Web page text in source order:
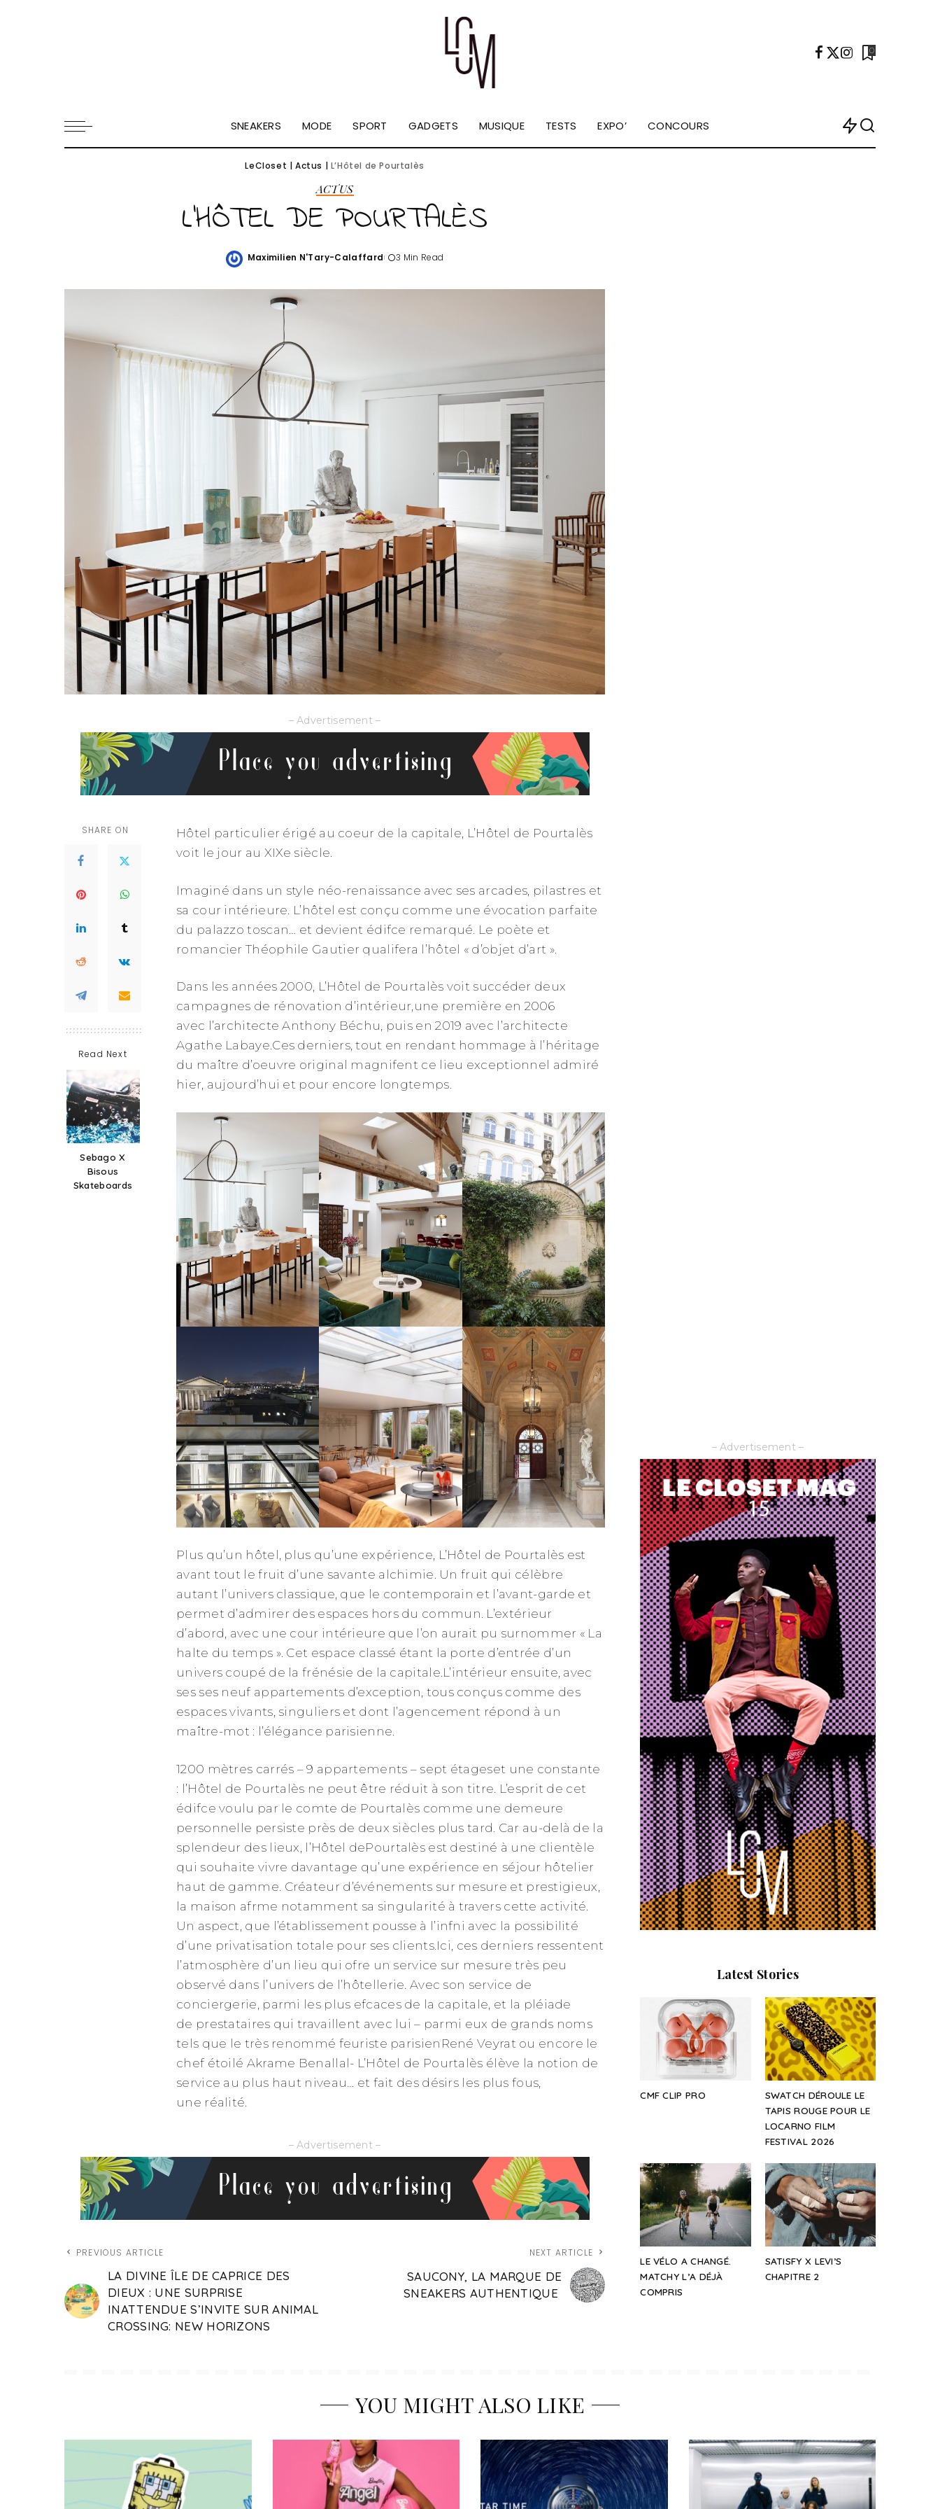
0
SNEAKERS MODE SPORT GADGETS MUSIQUE TESTS EXPO’ CONCOURS
LeCloset |Actus | L’Hôtel de Pourtalès
ACTUS
L’HÔTEL DE POURTALÈS
Posted
Maximilien N'Tary-Calaffard 3 Min Read
– Advertisement –
SHARE ON
Read Next
Sebago X
Bisous
Skateboards
Hôtel particulier érigé au coeur de la capitale, L’Hôtel de Pourtalès
voit le jour au XIXe siècle.
Imaginé dans un style néo-renaissance avec ses arcades, pilastres et
sa cour intérieure. L’hôtel est conçu comme une évocation parfaite
du palazzo toscan… et devient édifce remarqué. Le poète et
romancier Théophile Gautier qualifera l’hôtel « d’objet d’art ».
Dans les années 2000, L’Hôtel de Pourtalès voit succéder deux
campagnes de rénovation d’intérieur,une première en 2006
avec l’architecte Anthony Béchu, puis en 2019 avec l’architecte
Agathe Labaye.Ces derniers, tout en rendant hommage à l’héritage
du maître d’oeuvre original magnifent ce lieu exceptionnel admiré
hier, aujourd’hui et pour encore longtemps.
Plus qu’un hôtel, plus qu’une expérience, L’Hôtel de Pourtalès est
avant tout le fruit d’une savante alchimie. Un fruit qui célèbre
autant l’univers classique, que le contemporain et l’avant-garde et
permet d’admirer des espaces hors du commun. L’extérieur
d’abord, avec une cour intérieure que l’on aurait pu surnommer « La
halte du temps ». Cet espace classé étant la porte d’entrée d’un
univers coupé de la frénésie de la capitale.L’intérieur ensuite, avec
ses ses neuf appartements d’exception, tous conçus comme des
espaces vivants, singuliers et dont l’agencement répond à un
maître-mot : l’élégance parisienne.
1200 mètres carrés – 9 appartements – sept étageset une constante
: l’Hôtel de Pourtalès ne peut être réduit à son titre. L’esprit de cet
édifce voulu par le comte de Pourtalès comme une demeure
personnelle persiste près de deux siècles plus tard. Car au-delà de la
splendeur des lieux, l’Hôtel dePourtalès est destiné à une clientèle
qui souhaite vivre davantage qu’une expérience en séjour hôtelier
haut de gamme. Créateur d’événements sur mesure et prestigieux,
la maison afrme notamment sa singularité à travers cette activité.
Un aspect, que l’établissement pousse à l’infni avec la possibilité
d’une privatisation totale pour ses clients.Ici, ces derniers ressentent
l’atmosphère d’un lieu qui ofre un service sur mesure très peu
observé dans l’univers de l’hôtellerie. Avec son service de
conciergerie, parmi les plus efcaces de la capitale, et la pléiade
de prestataires qui travaillent avec lui – parmi eux de grands noms
tels que le très renommé feuriste parisienRené Veyrat ou encore le
chef étoilé Akrame Benallal- L’Hôtel de Pourtalès élève la notion de
service au plus haut niveau… et fait des désirs les plus fous,
une réalité.
– Advertisement –
PREVIOUS ARTICLE
LA DIVINE ÎLE DE CAPRICE DES
DIEUX : UNE SURPRISE
INATTENDUE S’INVITE SUR ANIMAL
CROSSING: NEW HORIZONS
NEXT ARTICLE
SAUCONY, LA MARQUE DE
SNEAKERS AUTHENTIQUE
– Advertisement –
Latest Stories
CMF CLIP PRO
SWATCH DÉROULE LE
TAPIS ROUGE POUR LE
LOCARNO FILM
FESTIVAL 2026
LE VÉLO A CHANGÉ.
MATCHY L’A DÉJÀ
COMPRIS
SATISFY X LEVI’S
CHAPITRE 2
YOU MIGHT ALSO LIKE